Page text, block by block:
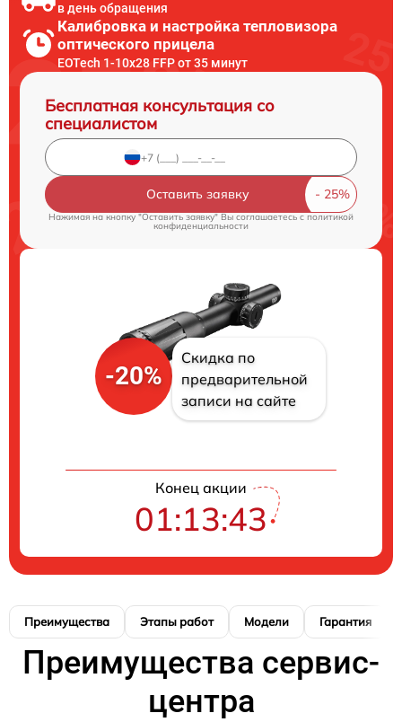
в день обращения
Калибровка и настройка тепловизора
оптического прицела
EOTech 1-10x28 FFP от 35 минут
Бесплатная консультация со
специалистом
Оставить заявку
Нажимая на кнопку "Оставить заявку" Вы соглашаетесь cполитикой
конфиденциальности
-20%
Скидка по
предварительной
записи на сайте
Конец акции
01:13:42
Преимущества Этапы работ Модели Гарантия
Преимущества сервис-
центра